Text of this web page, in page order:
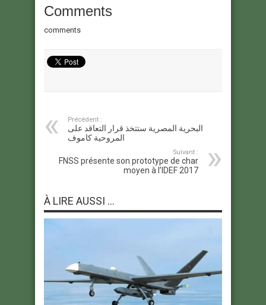
Comments
comments
Précédent :
البحرية المصرية ستتخذ قرار التعاقد على
المروحية كاموف
Suivant :
FNSS présente son prototype de char
moyen à l’IDEF 2017
À LIRE AUSSI ...